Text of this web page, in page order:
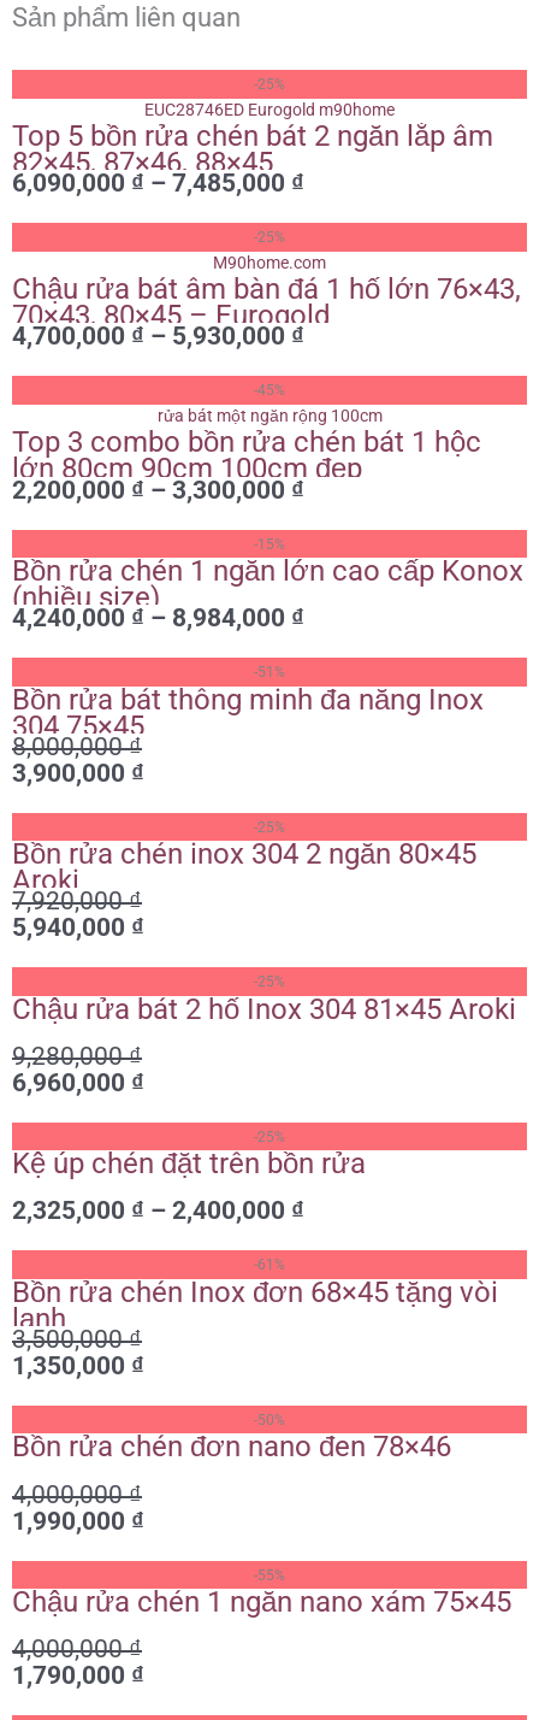
Sản phẩm liên quan
-25%
Top 5 bồn rửa chén bát 2 ngăn lắp âm
82×45, 87×46, 88×45
6,090,000 ₫ – 7,485,000 ₫
giá:
từ
6,090,000 ₫
-25%
Chậu rửa bát âm bàn đá 1 hố lớn 76×43,
70×43, 80×45 – Eurogold
4,700,000 ₫ – 5,930,000 ₫
giá:
từ
4,700,000 ₫
-45%
Top 3 combo bồn rửa chén bát 1 hộc
lớn 80cm 90cm 100cm đẹp
2,200,000 ₫ – 3,300,000 ₫
giá:
từ
2,200,000 ₫
-15%
Bồn rửa chén 1 ngăn lớn cao cấp Konox
(nhiều size)
4,240,000 ₫ – 8,984,000 ₫
giá:
-51%
Bồn rửa bát thông minh đa năng Inox
304 75×45
8,000,000₫
gốc
là:
8,000,000 ₫.
3,900,000 ₫
hiện
tại
là:
3,900,000 ₫.
-25%
Bồn rửa chén inox 304 2 ngăn 80×45
Aroki
7,920,000₫
gốc
là:
7,920,000 ₫.
5,940,000 ₫
hiện
tại
là:
5,940,000 ₫.
-25%
Chậu rửa bát 2 hố Inox 304 81×45 Aroki
9,280,000₫
gốc
9,280,000 ₫.
6,960,000 ₫
hiện
là:
6,960,000 ₫.
-25%
Kệ úp chén đặt trên bồn rửa
2,325,000 ₫ – 2,400,000 ₫
giá:
-61%
Bồn rửa chén Inox đơn 68×45 tặng vòi
lạnh
3,500,000₫
gốc
là:
3,500,000 ₫.
1,350,000 ₫
hiện
tại
là:
1,350,000 ₫.
-50%
Bồn rửa chén đơn nano đen 78×46
4,000,000₫
gốc
4,000,000 ₫.
1,990,000 ₫
hiện
là:
1,990,000 ₫.
-55%
Chậu rửa chén 1 ngăn nano xám 75×45
4,000,000₫
gốc
4,000,000 ₫.
1,790,000 ₫
hiện
là:
1,790,000 ₫.